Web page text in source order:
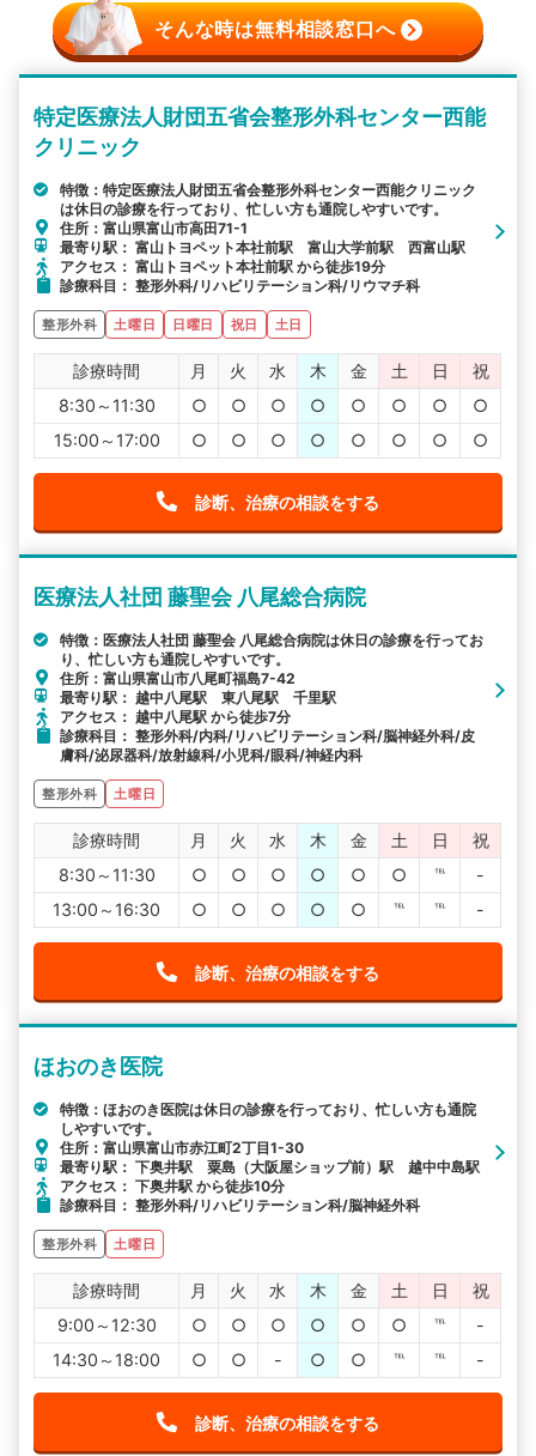
そんな時は無料相談窓口へ
特定医療法人財団五省会整形外科センター西能
クリニック
特徴：特定医療法人財団五省会整形外科センター西能クリニック
は休日の診療を行っており、忙しい方も通院しやすいです。
住所：富山県富山市高田71-1
最寄り駅： 富山トヨペット本社前駅 富山大学前駅 西富山駅
アクセス： 富山トヨペット本社前駅 から徒歩19分
診療科目： 整形外科/リハビリテーション科/リウマチ科
整形外科 土曜日 日曜日 祝日 土日
診療時間 月 火 水 木 金 土 日
祝
8:30～11:30
○ ○ ○ ○ ○ ○ ○
○
15:00～17:00
○ ○ ○ ○ ○ ○ ○ ○
診断、治療の相談をする
医療法人社団 藤聖会 八尾総合病院
特徴：医療法人社団 藤聖会 八尾総合病院は休日の診療を行ってお
り、忙しい方も通院しやすいです。
住所：富山県富山市八尾町福島7-42
最寄り駅： 越中八尾駅 東八尾駅 千里駅
アクセス： 越中八尾駅 から徒歩7分
診療科目： 整形外科/内科/リハビリテーション科/脳神経外科/皮
膚科/泌尿器科/放射線科/小児科/眼科/神経内科
整形外科 土曜日
診療時間 月 火 水 木 金 土 日
祝
8:30～11:30
○ ○ ○ ○ ○ ○ ℡
-
13:00～16:30
○ ○ ○ ○ ○ ℡ ℡ -
診断、治療の相談をする
ほおのき医院
特徴：ほおのき医院は休日の診療を行っており、忙しい方も通院
しやすいです。
住所：富山県富山市赤江町2丁目1-30
最寄り駅： 下奥井駅 粟島（大阪屋ショップ前）駅 越中中島駅
アクセス： 下奥井駅 から徒歩10分
診療科目： 整形外科/リハビリテーション科/脳神経外科
整形外科 土曜日
診療時間 月 火 水 木 金 土 日
祝
9:00～12:30
○ ○ ○ ○ ○ ○ ℡
-
14:30～18:00
○ ○ - ○ ○ ℡ ℡ -
診断、治療の相談をする